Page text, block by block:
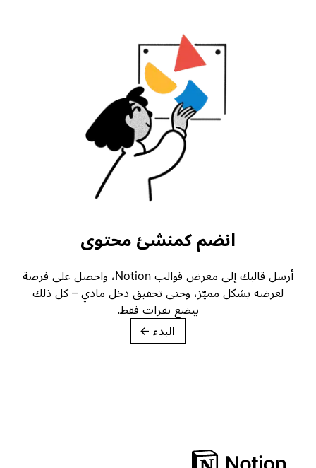
انضم كمنشئ محتوى
أرسل قالبك إلى معرض قوالب Notion، واحصل على فرصة
لعرضه بشكل مميّز، وحتى تحقيق دخل مادي – كل ذلك
ببضع نقرات فقط.
→